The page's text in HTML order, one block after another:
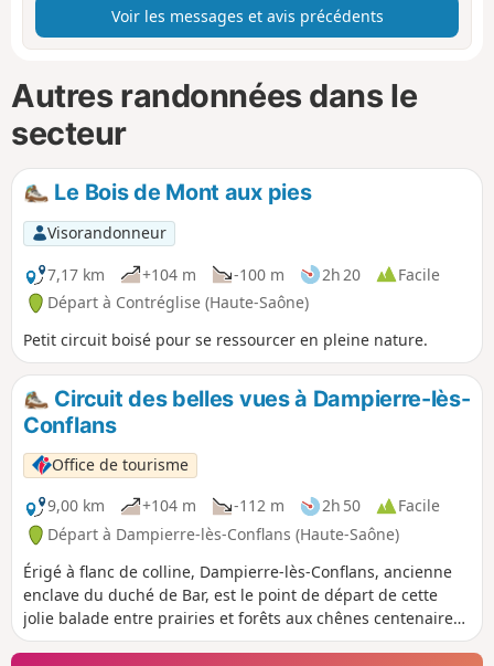
Voir les messages et avis précédents
Autres randonnées dans le
secteur
Le Bois de Mont aux pies
Visorandonneur
7,17 km
+104 m -100 m 2h 20
Facile
Départ à Contréglise (Haute-Saône)
Petit circuit boisé pour se ressourcer en pleine nature.
Circuit des belles vues à Dampierre-lès-
Conflans
Office de tourisme
9,00 km
+104 m -112 m 2h 50
Facile
Départ à Dampierre-lès-Conflans (Haute-Saône)
Érigé à flanc de colline, Dampierre-lès-Conflans, ancienne
enclave du duché de Bar, est le point de départ de cette
jolie balade entre prairies et forêts aux chênes centenaires.
Elle guidera vos pas jusqu’au village de Jasney au